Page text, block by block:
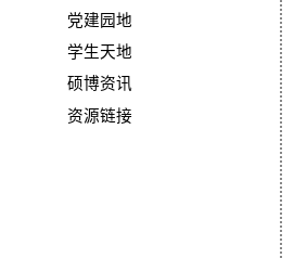
党建园地
学生天地
硕博资讯
资源链接